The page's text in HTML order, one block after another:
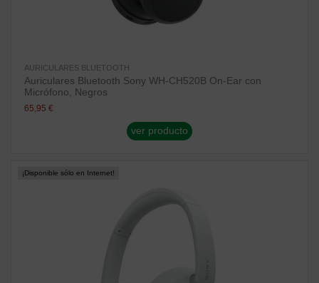
AURICULARES BLUETOOTH
Auriculares Bluetooth Sony WH-CH520B On-Ear con
Micrófono, Negros
65,95 €
ver producto
¡Disponible sólo en Internet!